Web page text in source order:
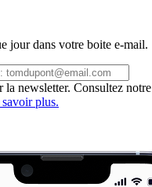
jour dans votre boite e-mail.
la newsletter. Consultez notre
plus.